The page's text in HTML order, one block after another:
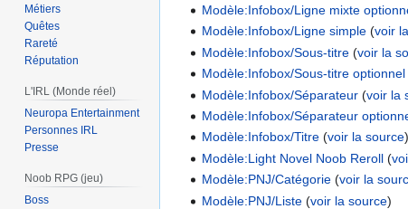
Modèle:Infobox/Ligne mixte
Modèle:Infobox/Ligne simple (voir
Modèle:Infobox/Sous-titre (voir la
Modèle:Infobox/Sous-titre optionnel
Modèle:Infobox/Séparateur (voir la
Modèle:Infobox/Séparateur
Modèle:Infobox/Titre (voir la source)
Modèle:Light Novel Noob Reroll (
Modèle:PNJ/Catégorie (voir la
Modèle:PNJ/Liste (voir la source)
Métiers
Quêtes
Rareté
Réputation
L'IRL (Monde réel)
Neuropa Entertainment
Personnes IRL
Presse
Noob RPG (jeu)
Boss